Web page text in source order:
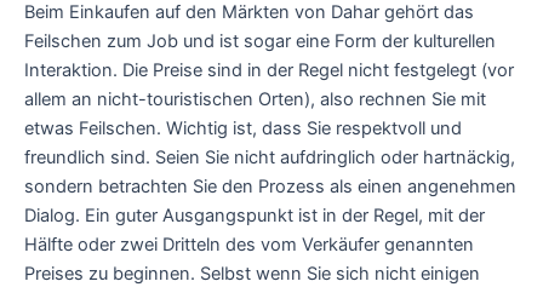
Beim Einkaufen auf den Märkten von Dahar gehört das
Feilschen zum Job und ist sogar eine Form der kulturellen
Interaktion. Die Preise sind in der Regel nicht festgelegt (vor
allem an nicht-touristischen Orten), also rechnen Sie mit
etwas Feilschen. Wichtig ist, dass Sie respektvoll und
freundlich sind. Seien Sie nicht aufdringlich oder hartnäckig,
sondern betrachten Sie den Prozess als einen angenehmen
Dialog. Ein guter Ausgangspunkt ist in der Regel, mit der
Hälfte oder zwei Dritteln des vom Verkäufer genannten
Preises zu beginnen. Selbst wenn Sie sich nicht einigen